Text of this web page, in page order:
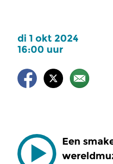
di 1 okt 2024
16:00 uur
Een